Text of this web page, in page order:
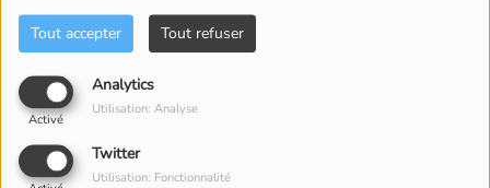
Tout accepter Tout refuser
Analytics
Activé
Utilisation: Analyse
Twitter
Utilisation: Fonctionnalité
Dancing Queen
Abba
Acheter ce titre